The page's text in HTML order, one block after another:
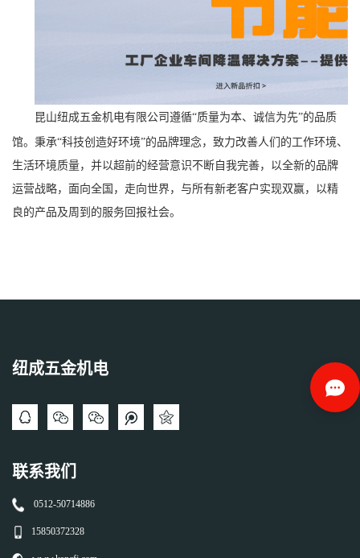
昆山纽成五金机电有限公司 遵循“质量为本、诚信为先”的品质
馆。秉承“科技创造好环境”的品牌理念，致力改善人们的工作环境、
生活环境质量，并以超前的经营意识不断自我完善，以全新的品牌
运营战略，面向全国，走向世界，与所有新老客户实现双赢，以精
良的产品及周到的服务回报社会。
纽成五金机电
联系我们
0512-50714886
15850372328